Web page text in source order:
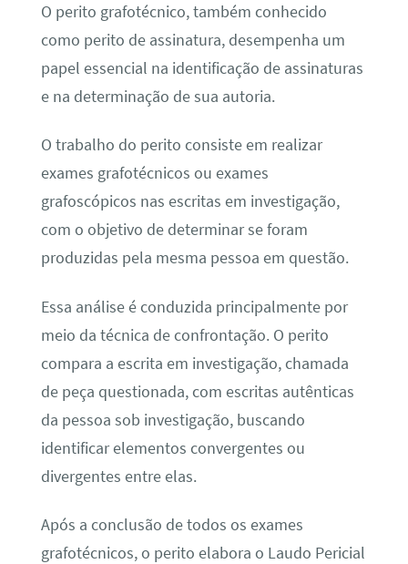
O perito grafotécnico, também conhecido
como perito de assinatura, desempenha um
papel essencial na identificação de assinaturas
e na determinação de sua autoria.
O trabalho do perito consiste em realizar
exames grafotécnicos ou exames
grafoscópicos nas escritas em investigação,
com o objetivo de determinar se foram
produzidas pela mesma pessoa em questão.
Essa análise é conduzida principalmente por
meio da técnica de confrontação. O perito
compara a escrita em investigação, chamada
de peça questionada, com escritas autênticas
da pessoa sob investigação, buscando
identificar elementos convergentes ou
divergentes entre elas.
Após a conclusão de todos os exames
grafotécnicos, o perito elabora o Laudo Pericial